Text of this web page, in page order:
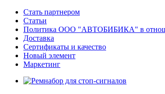
Стать партнером
Статьи
Политика ООО "АВТОБИБИКА" в
Доставка
Сертификаты и качество
Новый элемент
Маркетинг